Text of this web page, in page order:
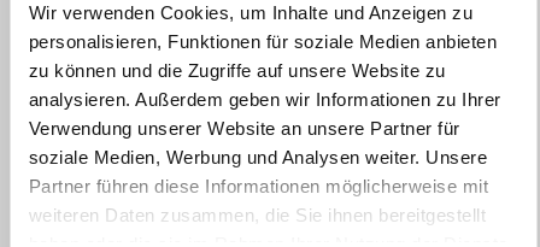
Wir verwenden Cookies, um Inhalte und Anzeigen zu
personalisieren, Funktionen für soziale Medien anbieten
zu können und die Zugriffe auf unsere Website zu
analysieren. Außerdem geben wir Informationen zu Ihrer
Verwendung unserer Website an unsere Partner für
soziale Medien, Werbung und Analysen weiter. Unsere
Partner führen diese Informationen möglicherweise mit
weiteren Daten zusammen, die Sie ihnen bereitgestellt